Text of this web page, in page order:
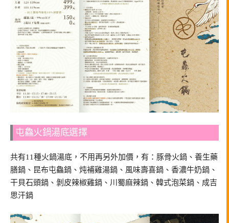
屯鱻火鍋湯底選擇
共有11種火鍋湯底，不用再另外加價，有：豚骨火鍋、養生藥
膳鍋、昆布屯鱻鍋、炖補雞湯鍋、風味壽喜鍋、香濃牛奶鍋、
干貝石頭鍋、剝皮辣椒雞鍋、川蜀麻辣鍋、韓式泡菜鍋、成吉
思汗鍋